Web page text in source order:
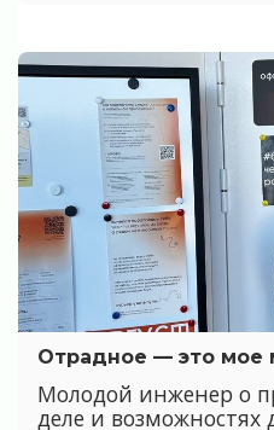
Отрадное — это мое
Молодой инженер о
деле и возможностях